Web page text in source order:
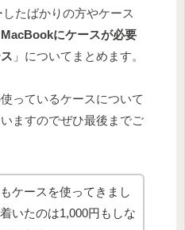
たばかりの方やケース
MacBookにケースが必要
」についてまとめます。
っているケースについて
ますのでぜひ最後までご
ケースを使ってきまし
いたのは1,000円もしな